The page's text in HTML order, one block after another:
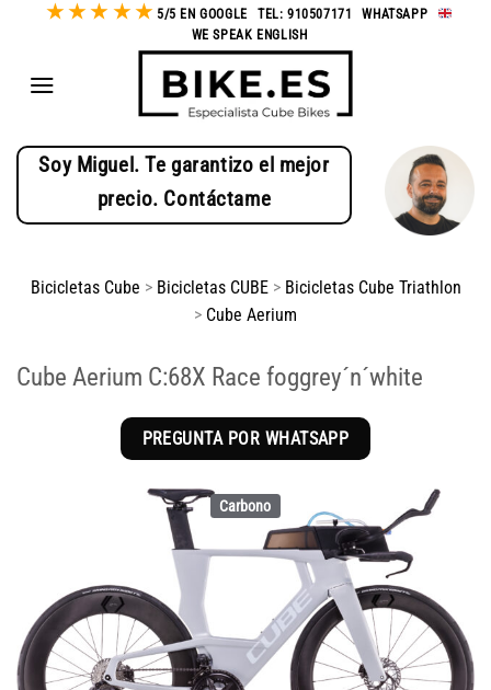
★★ ★ ★★ 5/5 EN GOOGLE TEL: 910507171 -WHATSAPP
WE SPEAK ENGLISH
Soy Miguel. Te garantizo el mejor
precio. Contáctame
Bicicletas Cube > Bicicletas CUBE > Bicicletas Cube Triathlon
> Cube Aerium
Cube Aerium C:68X Race foggrey´n´white
PREGUNTA POR WHATSAPP
Carbono